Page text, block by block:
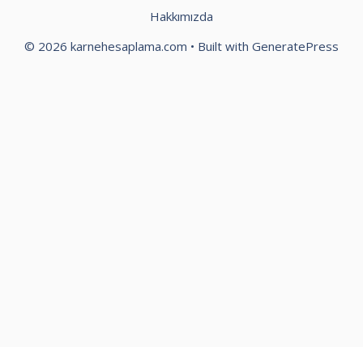
Hakkımızda
© 2026 karnehesaplama.com • Built with GeneratePress